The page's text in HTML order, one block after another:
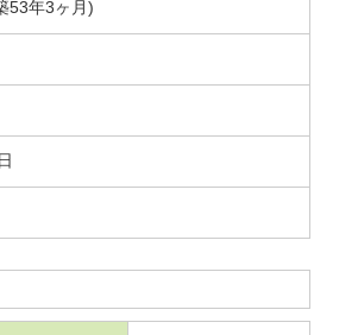
53年3ヶ月)